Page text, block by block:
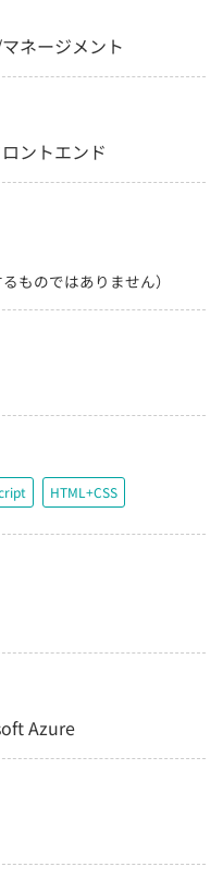
ネージメント
ントエンド
ものではありません）
HTML+CSS
Azure